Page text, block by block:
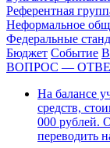
Референтная
Неформальное
Федеральные
Бюджет Событие
ВОПРОС —
На балансе
средств,
000 рублей.
переводить